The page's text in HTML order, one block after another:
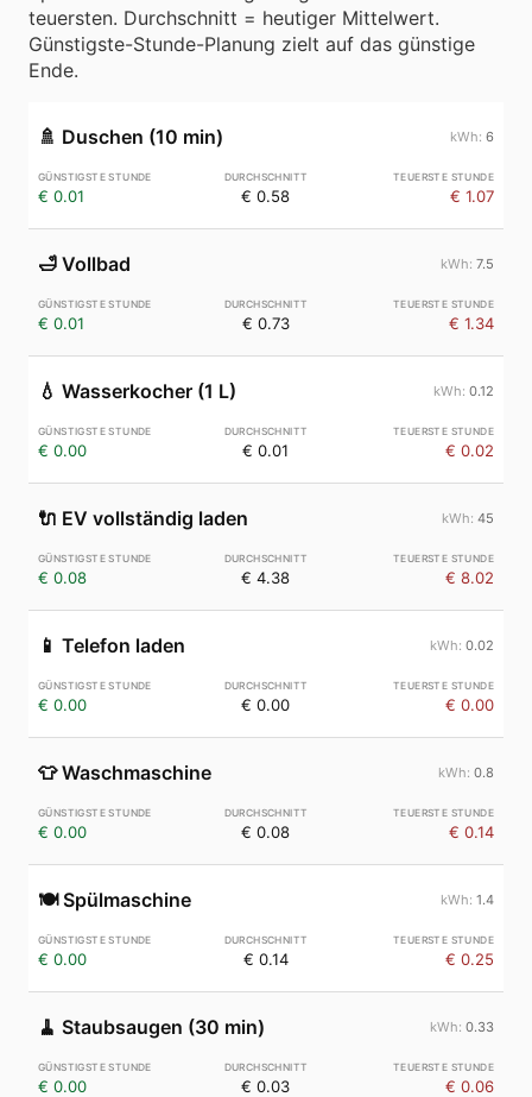
teuersten. Durchschnitt = heutiger Mittelwert.
Günstigste-Stunde-Planung zielt auf das günstige
Ende.
🚿 Duschen (10 min) 6
€ 0.01 € 0.58 € 1.07
🛁 Vollbad 7.5
€ 0.01 € 0.73 € 1.34
💧 Wasserkocher (1 L) 0.12
€ 0.00 € 0.01 € 0.02
🔌 EV vollständig laden 45
€ 0.08 € 4.38 € 8.02
📱 Telefon laden 0.02
€ 0.00 € 0.00 € 0.00
👕 Waschmaschine 0.8
€ 0.00 € 0.08 € 0.14
🍽️ Spülmaschine 1.4
€ 0.00 € 0.14 € 0.25
🧹 Staubsaugen (30 min) 0.33
€ 0.00 € 0.03 € 0.06